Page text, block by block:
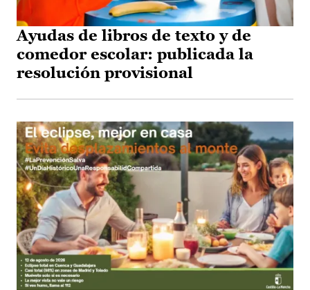
Ayudas de libros de texto y de
comedor escolar: publicada la
resolución provisional